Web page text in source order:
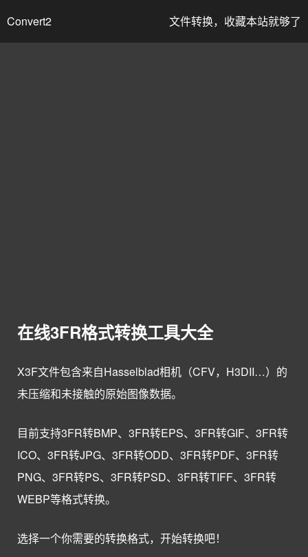
Convert2 文件转换，收藏本站就够了
在线3FR格式转换工具大全
X3F文件包含来自Hasselblad相机（CFV，H3DII…）的
未压缩和未接触的原始图像数据。
目前支持3FR转BMP、3FR转EPS、3FR转GIF、3FR转
ICO、3FR转JPG、3FR转ODD、3FR转PDF、3FR转
PNG、3FR转PS、3FR转PSD、3FR转TIFF、3FR转
WEBP等格式转换。
选择一个你需要的转换格式，开始转换吧！